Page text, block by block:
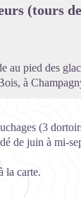
(tours
au pied des
à
(3
de juin à mi-
la carte.